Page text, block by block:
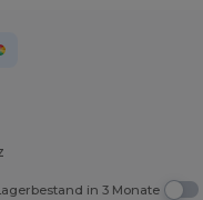
in 3 Monate